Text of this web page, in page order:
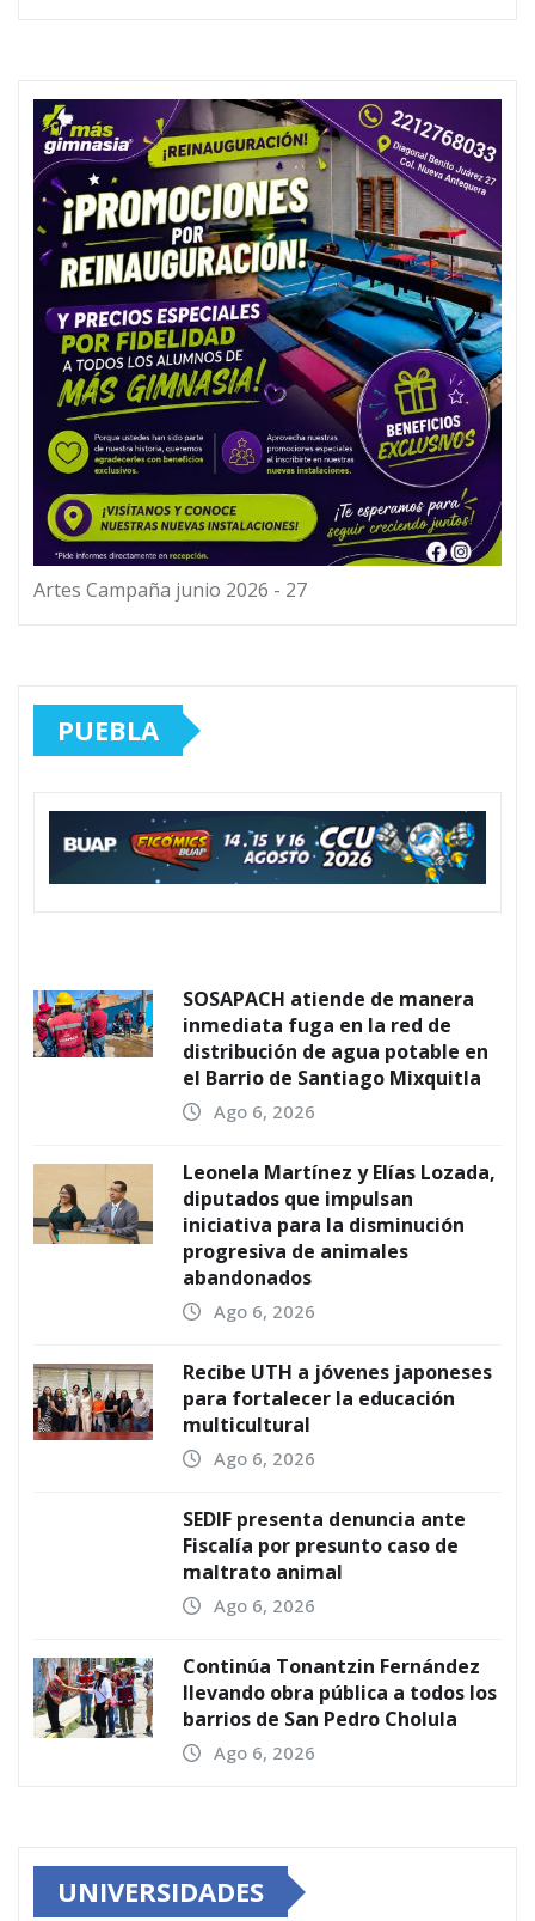
Artes Campaña junio 2026 - 27
PUEBLA
SOSAPACH atiende de manera
inmediata fuga en la red de
distribución de agua potable en
el Barrio de Santiago Mixquitla
Ago 6, 2026
Leonela Martínez y Elías Lozada,
diputados que impulsan
iniciativa para la disminución
progresiva de animales
abandonados
Ago 6, 2026
Recibe UTH a jóvenes japoneses
para fortalecer la educación
multicultural
Ago 6, 2026
SEDIF presenta denuncia ante
Fiscalía por presunto caso de
maltrato animal
Ago 6, 2026
Continúa Tonantzin Fernández
llevando obra pública a todos los
barrios de San Pedro Cholula
Ago 6, 2026
UNIVERSIDADES